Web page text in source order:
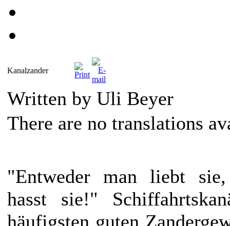
Kanalzander
Written by Uli Beyer
There are no translations
"Entweder man liebt
hasst sie!"
häufigsten guten